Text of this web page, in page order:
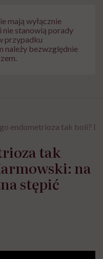
mają wyłącznie
stanowią porady
przypadku
należy bezwzględnie
endometrioza tak boli?
tak
na
stępić